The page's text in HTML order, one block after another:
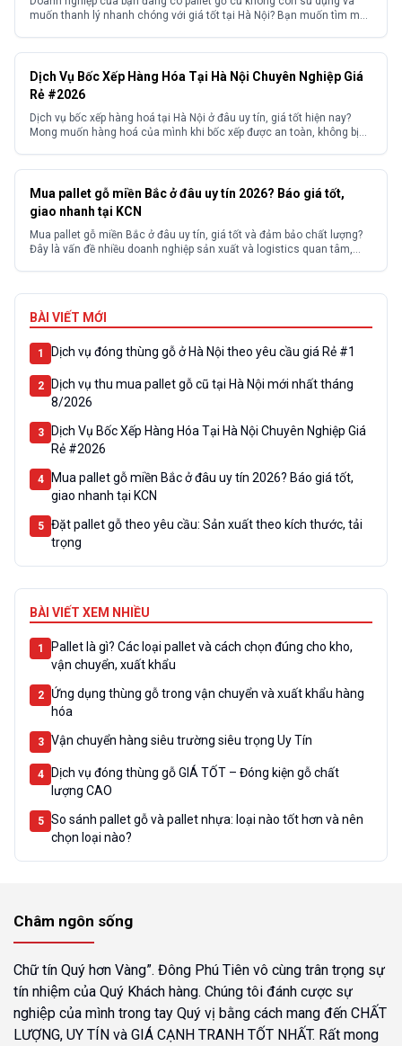
muốn thanh lý nhanh chóng với giá tốt tại Hà Nội? Bạn muốn tìm một
Dịch Vụ Bốc Xếp Hàng Hóa Tại Hà Nội Chuyên Nghiệp Giá
Rẻ #2026
Dịch vụ bốc xếp hàng hoá tại Hà Nội ở đâu uy tín, giá tốt hiện nay?
Mong muốn hàng hoá của mình khi bốc xếp được an toàn, không bị
Mua pallet gỗ miền Bắc ở đâu uy tín 2026? Báo giá tốt,
giao nhanh tại KCN
Mua pallet gỗ miền Bắc ở đâu uy tín, giá tốt và đảm bảo chất lượng?
Đây là vấn đề nhiều doanh nghiệp sản xuất và logistics quan tâm,
BÀI VIẾT MỚI
1 Dịch vụ đóng thùng gỗ ở Hà Nội theo yêu cầu giá Rẻ #1
2
Dịch vụ thu mua pallet gỗ cũ tại Hà Nội mới nhất tháng
8/2026
3
Dịch Vụ Bốc Xếp Hàng Hóa Tại Hà Nội Chuyên Nghiệp Giá
Rẻ #2026
4
Mua pallet gỗ miền Bắc ở đâu uy tín 2026? Báo giá tốt,
giao nhanh tại KCN
5
Đặt pallet gỗ theo yêu cầu: Sản xuất theo kích thước, tải
trọng
BÀI VIẾT XEM NHIỀU
1
Pallet là gì? Các loại pallet và cách chọn đúng cho kho,
vận chuyển, xuất khẩu
2
Ứng dụng thùng gỗ trong vận chuyển và xuất khẩu hàng
hóa
3 Vận chuyển hàng siêu trường siêu trọng Uy Tín
4
Dịch vụ đóng thùng gỗ GIÁ TỐT – Đóng kiện gỗ chất
lượng CAO
5
So sánh pallet gỗ và pallet nhựa: loại nào tốt hơn và nên
chọn loại nào?
Châm ngôn sống
Chữ tín Quý hơn Vàng”. Đông Phú Tiên vô cùng trân trọng sự
tín nhiệm của Quý Khách hàng. Chúng tôi đánh cược sự
nghiệp của mình trong tay Quý vị bằng cách mang đến CHẤT
LƯỢNG, UY TÍN và GIÁ CẠNH TRANH TỐT NHẤT. Rất mong